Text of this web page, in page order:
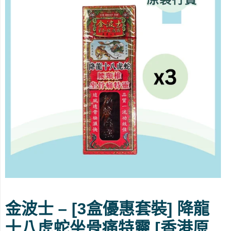
金波士 – [3盒優惠套裝] 降龍